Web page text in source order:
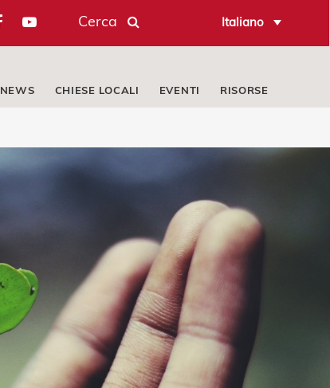
Cerca Italiano
NEWS CHIESE LOCALI EVENTI RISORSE